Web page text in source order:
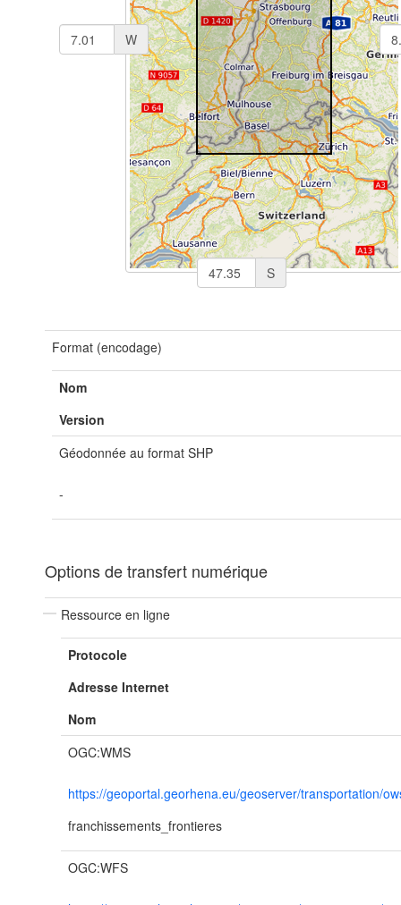
S
W
Format (encodage)
Nom
Version
Géodonnée au format SHP
-
Options de transfert numérique
Ressource en ligne
Protocole
Adresse Internet
Nom
OGC:WMS
https://geoportal.georhena.eu/geoserver/transportation/
franchissements_frontieres
OGC:WFS